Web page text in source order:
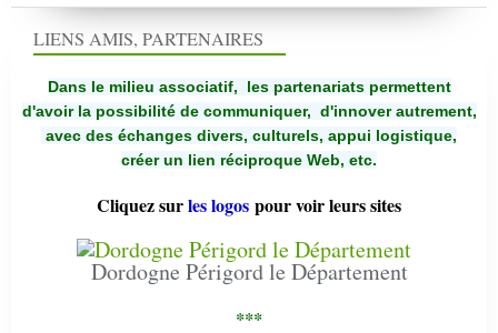
LIENS AMIS, PARTENAIRES
Dans le milieu associatif, les partenariats permettent
d'avoir la possibilité de communiquer, d'innover autrement,
avec des échanges divers, culturels, appui logistique,
créer un lien réciproque Web, etc.
Cliquez surles logos pour voir leurs sites
Dordogne Périgord le Département
***